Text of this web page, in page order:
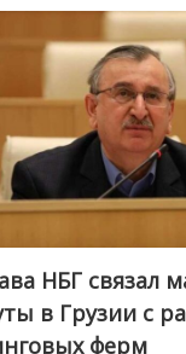
НБГ связал
в Грузии с
ферм